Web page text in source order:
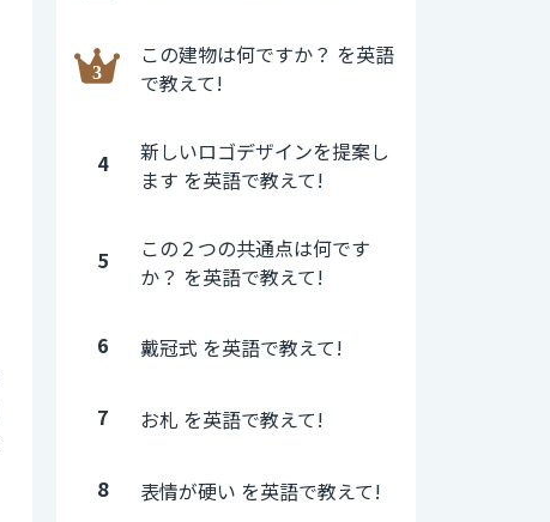
この建物は何ですか？ を英語
で教えて!
4
新しいロゴデザインを提案し
ます を英語で教えて!
5
この２つの共通点は何です
か？ を英語で教えて!
6 戴冠式 を英語で教えて!
7 お札 を英語で教えて!
8 表情が硬い を英語で教えて!